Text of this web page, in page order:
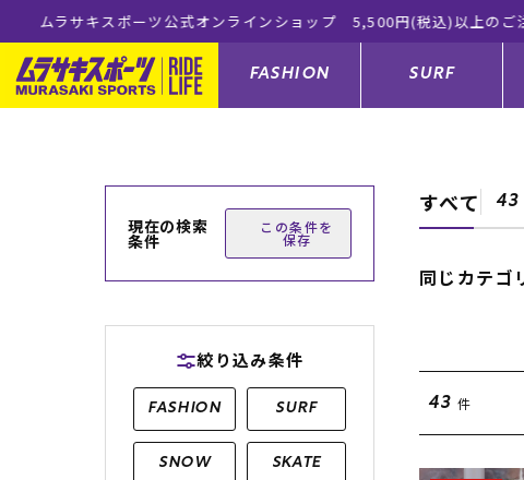
ムラサキスポーツ
FASHION
ボトムス
バッグ
メンズ水着
SURF
サーフィングッズ
ボディーボード
GO ボディーボード
スノーボードブーツ
スノーボードゴーグル
キッズスノーボードセット
スケートボードパーツ
GO スケートセット
すべて 43
同じカテゴ
43 件
現在の検索
条件
この条件を
保存
絞り込み条件
FASHION SURF
SNOW SKATE